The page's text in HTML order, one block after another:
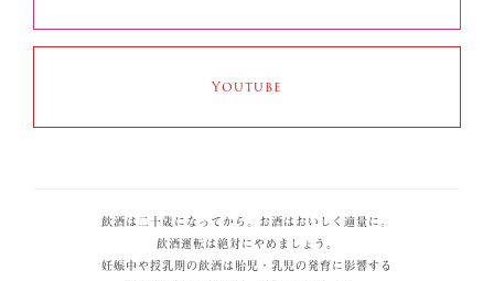
Youtube
飲酒は二十歳になってから。お酒はおいしく適量に。
飲酒運転は絶対にやめましょう。
妊娠中や授乳期の飲酒は胎児・乳児の発育に影響する